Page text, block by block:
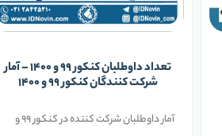
تعداد داوطلبان کنکور 99 و 1400 – آمار
شرکت کنندگان کنکور 99 و 1400
آمار داوطلبان شرکت کننده در کنکور 99 و